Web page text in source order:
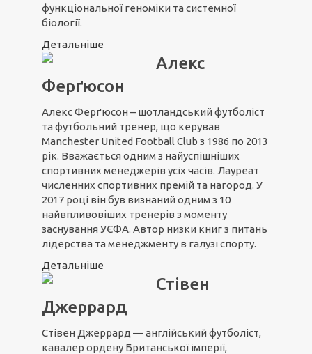
функціональної геноміки та системної
біології.
Детальніше
Алекс
Ферґюсон
Алекс Ферґюсон – шотландський футболіст
та футбольний тренер, що керував
Manchester United Football Club з 1986 по 2013
рік. Вважається одним з найуспішніших
спортивних менеджерів усіх часів. Лауреат
численних спортивних премій та нагород. У
2017 році він був визнаний одним з 10
найвпливовіших тренерів з моменту
заснування УЄФА. Автор низки книг з питань
лідерства та менеджменту в галузі спорту.
Детальніше
Стівен
Джеррард
Стівен Джеррард — англійський футболіст,
кавалер ордену Британської імперії,